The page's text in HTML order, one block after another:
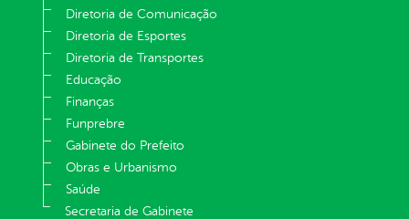
Diretoria de Comunicação
Diretoria de Esportes
Diretoria de Transportes
Educação
Finanças
Funprebre
Gabinete do Prefeito
Obras e Urbanismo
Saúde
Secretaria de Gabinete